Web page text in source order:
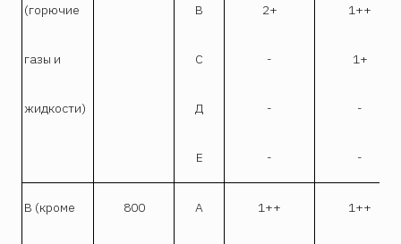
(горючие В 2+ 1++
газы и С - 1+
жидкости) Д - -
Е - -
В (кроме 800 А 1++ 1++